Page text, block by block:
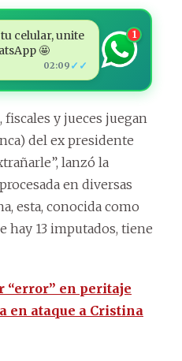
celular, unite
🤩
02:09 ✓✓
1
y jueces juegan
del ex presidente
lanzó la
en diversas
esta, conocida como
hay 13 imputados, tiene
“error” en peritaje
en ataque a Cristina